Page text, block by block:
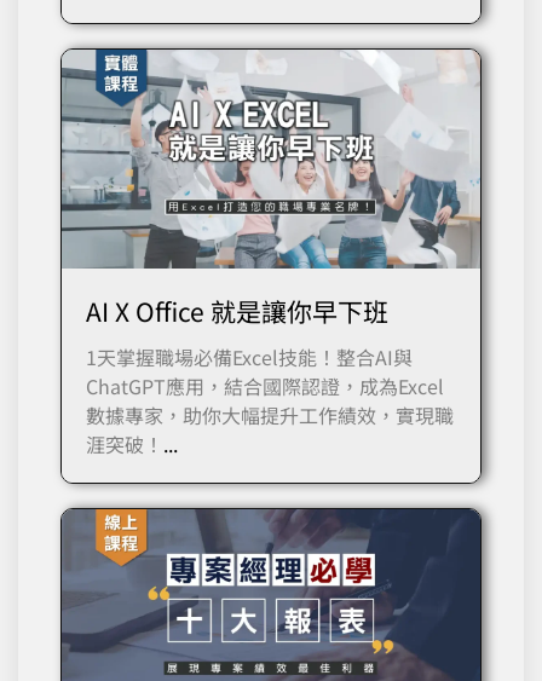
AI X Office 就是讓你早下班
1天掌握職場必備Excel技能！整合AI與
ChatGPT應用，結合國際認證，成為Excel
數據專家，助你大幅提升工作績效，實現職
涯突破！ ...